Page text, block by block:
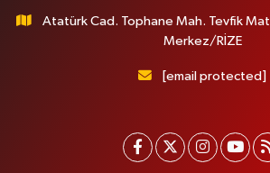
Atatürk Cad. Tophane Mah. Tevfik
Merkez/RİZE
[email protected]